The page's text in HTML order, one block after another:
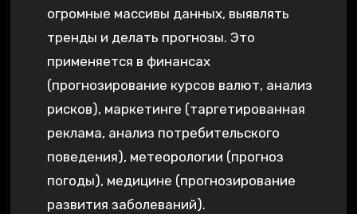
огромные массивы данных, выявлять
тренды и делать прогнозы. Это
применяется в финансах
(прогнозирование курсов валют, анализ
рисков), маркетинге (таргетированная
реклама, анализ потребительского
поведения), метеорологии (прогноз
погоды), медицине (прогнозирование
развития заболеваний).